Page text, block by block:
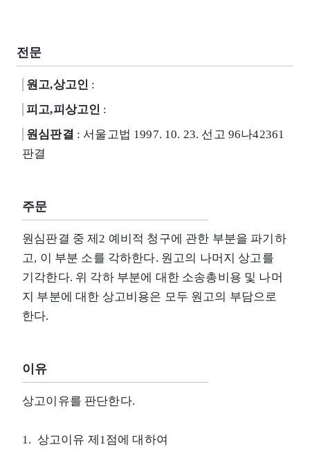
전문
원고,상고인 :
피고,피상고인 :
원심판결 : 서울고법 1997. 10. 23. 선고 96나42361
판결
주문
원심판결 중 제2 예비적 청구에 관한 부분을 파기하
고, 이 부분 소를 각하한다. 원고의 나머지 상고를
기각한다. 위 각하 부분에 대한 소송총비용 및 나머
지 부분에 대한 상고비용은 모두 원고의 부담으로
한다.
이유
상고이유를 판단한다.
1. 상고이유 제1점에 대하여